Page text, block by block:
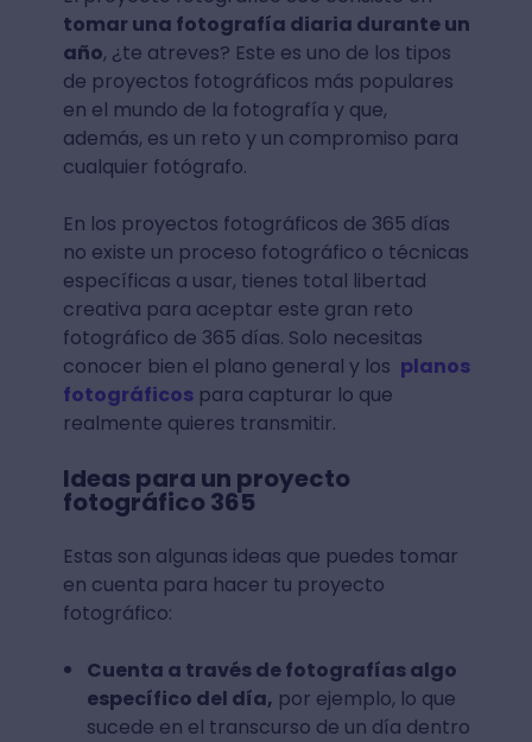
tomar una fotografía diaria durante un
año, ¿te atreves? Este es uno de los tipos
de proyectos fotográficos más populares
en el mundo de la fotografía y que,
además, es un reto y un compromiso para
cualquier fotógrafo.
En los proyectos fotográficos de 365 días
no existe un proceso fotográfico o técnicas
específicas a usar, tienes total libertad
creativa para aceptar este gran reto
fotográfico de 365 días. Solo necesitas
conocer bien el plano general y los planos
fotográficospara capturar lo que
realmente quieres transmitir.
Ideas para un proyecto
fotográfico 365
Estas son algunas ideas que puedes tomar
en cuenta para hacer tu proyecto
fotográfico:
Cuenta a través de fotografías algo
específico del día, por ejemplo, lo que
sucede en el transcurso de un día dentro